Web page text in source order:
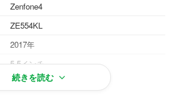
Zenfone4
ZE554KL
2017年
5.5インチ
165g
続きを読む